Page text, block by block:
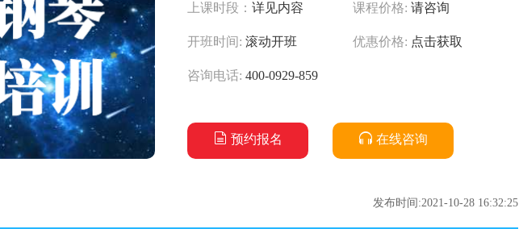
上课时段： 详见内容 课程价格: 请咨询
开班时间: 滚动开班 优惠价格: 点击获取
咨询电话: 400-0929-859
预约报名 在线咨询
发布时间:2021-10-28 16:32:25